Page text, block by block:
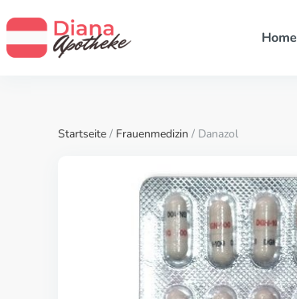
Home
Startseite / Frauenmedizin / Danazol